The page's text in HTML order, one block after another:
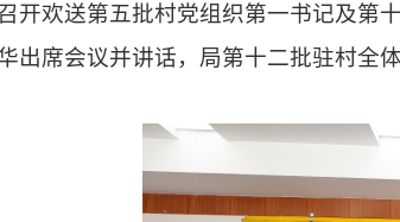
开欢送第五批村党组织第一书记及第
出席会议并讲话，局第十二批驻村全